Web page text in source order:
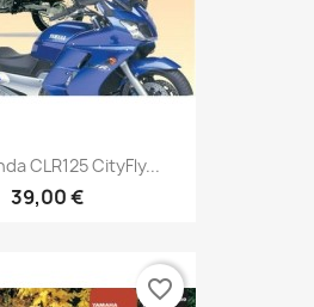
CLR125 CityFly...
39,00 €
favorite_border